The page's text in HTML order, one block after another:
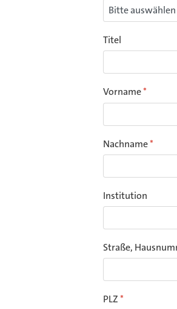
Titel
Vorname*
Nachname*
Institution
Straße,
PLZ*